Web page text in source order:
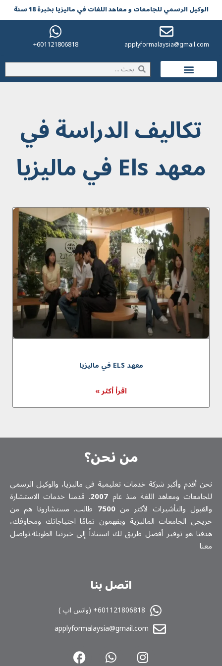
الوکیل الرسمي للجامعات و معاهد اللغات في مالیزیا بخبرة 18 سنة
applyformalaysia@gmail.com
601121806818+
تكاليف الدراسة في
معهد Els في ماليزيا
معهد ELS في ماليزيا
اقرأ أكثر »
من نحن؟
نحن أقدم وأكبر شركة خدمات تعلیمیة في ماليزيا، والوكيل الرسمي
للجامعات ومعاهد اللغة منذ عام 2007. قدمنا خدمات الاستشارة
والقبول والتأشيرات لأكثر من7500 طالب. مستشارونا هم من
خريجي الجامعات الماليزية ويفهمون تمامًا احتياجاتك ومخاوفك،
هدفنا هو توفير أفضل طريق لك استناداً إلى خبرتنا الطويلة.تواصل
معنا
اتصل بنا
601121806818+ (واتس اپ )
applyformalaysia@gmail.com